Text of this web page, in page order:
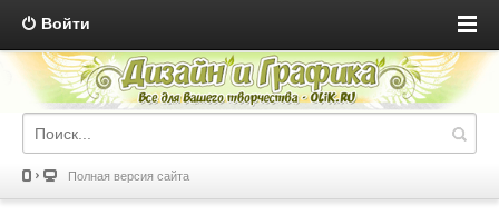
Войти
Полная версия сайта